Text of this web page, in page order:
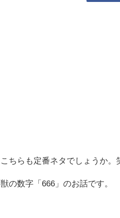
こちらも定番ネタでしょうか。
獣の数字「666」のお話です。